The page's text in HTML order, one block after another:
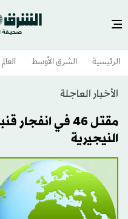
الرئيسية الشرق الأوسط​ العالم
الأخبار العاجلة
مقتل 46 في
النيجيرية